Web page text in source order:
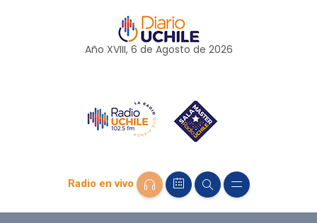
Año XVIII, 6 de Agosto de 2026
Radio en vivo